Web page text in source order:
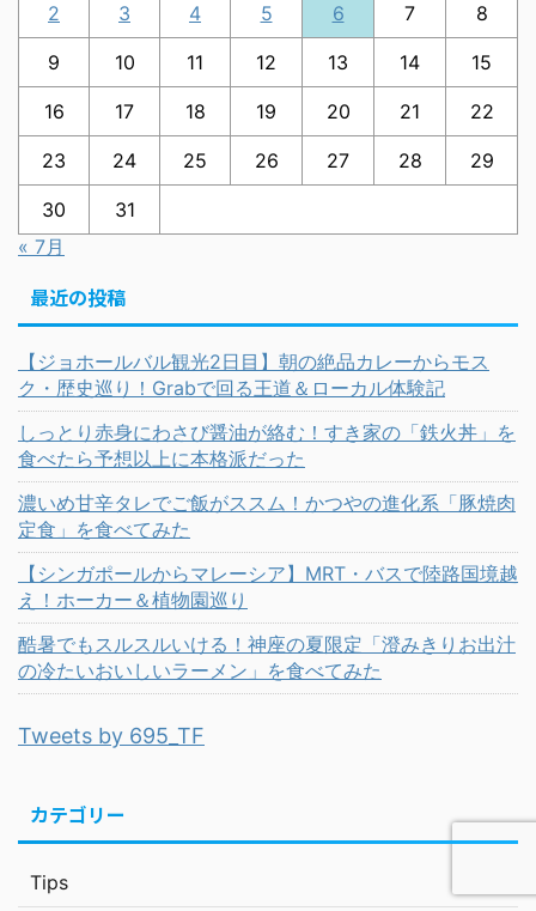
2 3 4 5 6 7 8
9 10 11 12 13 14 15
16 17 18 19 20 21 22
23 24 25 26 27 28 29
30
31
« 7月
最近の投稿
【ジョホールバル観光2日目】朝の絶品カレーからモス
ク・歴史巡り！Grabで回る王道＆ローカル体験記
しっとり赤身にわさび醤油が絡む！すき家の「鉄火丼」を
食べたら予想以上に本格派だった
濃いめ甘辛タレでご飯がススム！かつやの進化系「豚焼肉
定食」を食べてみた
【シンガポールからマレーシア】MRT・バスで陸路国境越
え！ホーカー＆植物園巡り
酷暑でもスルスルいける！神座の夏限定「澄みきりお出汁
の冷たいおいしいラーメン」を食べてみた
Tweets by 695_TF
カテゴリー
Tips